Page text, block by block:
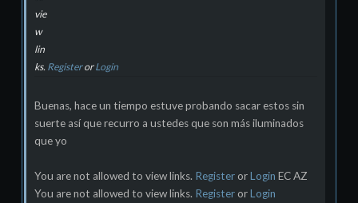
vie
w
lin
ks. RegisterorLogin
Buenas, hace un tiempo estuve probando sacar estos sin
suerte así que recurro a ustedes que son más iluminados
que yo
You are not allowed to view links. RegisterorLogin EC AZ
You are not allowed to view links. RegisterorLogin